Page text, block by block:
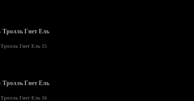
Тролль Гнет Ель 15
Тролль Гнет Ель 16